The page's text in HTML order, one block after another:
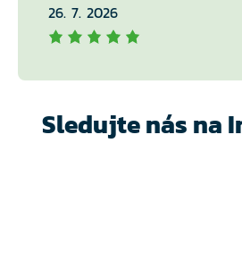
26. 7. 2026
Sledujte nás na